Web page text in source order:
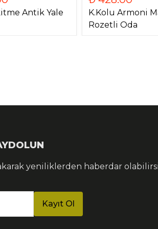
Antik Yale
K.Kolu Armoni
Rozetli Oda
yeniliklerden haberdar
Kayıt Ol